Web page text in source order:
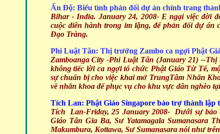
Ấn Độ: Biểu tình phản đối dự án chỉnh trang
Bihar - India. January 24, 2008- E ngại việc đời
cuộc diễn hành trong im lặng, để phản đối dự
Đạo Tràng.
Phi Luật Tân: Thị trưởng Zambo ca ngợi Phật
Zamboanga City -Phi Luật Tân (January 21)--Thị
không tiếc lời ca ngợi tổ chức Phật Giáo Từ Tế,
sự chuẩn bị cho việc khai mở TrungTâm Nhãn
về nhãn khoa để phục vụ cho khu vực dân nghèo
Tích Lan: Phật Giáo Singapore bảo trợ thành lập
Tích Lan-Friday, 25 January 2008- Dưới sự bảo
Giáo Tân Gia Ba, Sư Yatamagala Sumanasara
Makumbura, Kottawa, Sư Sumanasara nói như